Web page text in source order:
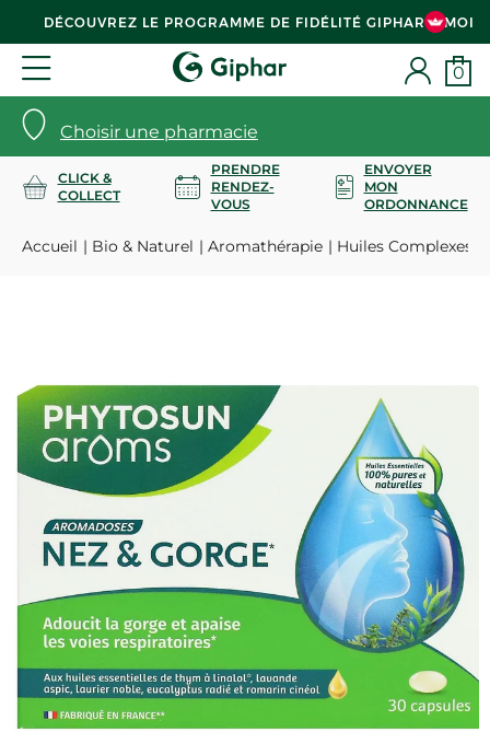
DÉCOUVREZ LE PROGRAMME DE FIDÉLITÉ GIPHAR & MOI
Choisir une pharmacie
0
CLICK &
COLLECT
PRENDRE
RENDEZ-
VOUS
ENVOYER
MON
ORDONNANCE
Accueil Bio & Naturel Aromathérapie Huiles Complexes